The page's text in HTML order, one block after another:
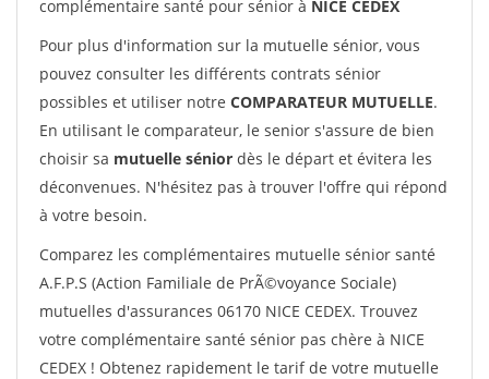
complémentaire santé pour sénior à NICE CEDEX
Pour plus d'information sur la mutuelle sénior, vous
pouvez consulter les différents contrats sénior
possibles et utiliser notre COMPARATEUR MUTUELLE.
En utilisant le comparateur, le senior s'assure de bien
choisir sa mutuelle sénior dès le départ et évitera les
déconvenues. N'hésitez pas à trouver l'offre qui répond
à votre besoin.
Comparez les complémentaires mutuelle sénior santé
A.F.P.S (Action Familiale de PrÃ©voyance Sociale)
mutuelles d'assurances 06170 NICE CEDEX. Trouvez
votre complémentaire santé sénior pas chère à NICE
CEDEX ! Obtenez rapidement le tarif de votre mutuelle